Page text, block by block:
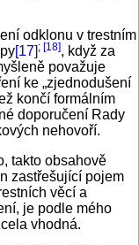
odklonu v trestním
[17] ; [18], když za
považuje
ke „zjednodušení
končí formálním
doporučení Rady
nehovoří.
takto obsahově
zastřešující pojem
věcí a
je podle mého
vhodná.